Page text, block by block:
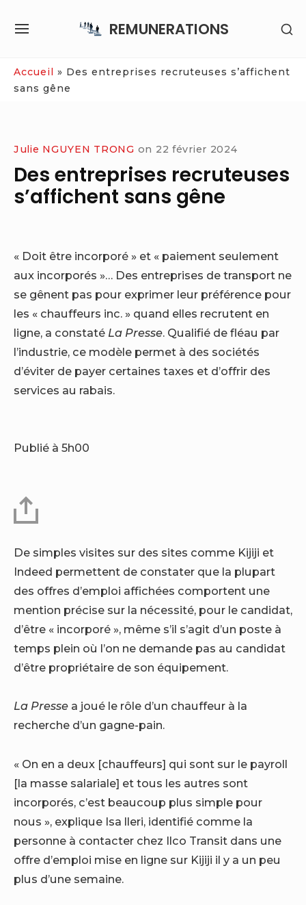
REMUNERATIONS
SITE
Accueil » Des entreprises recruteuses s’affichent
sans gêne
Julie NGUYEN TRONG on 22 février 2024
Des entreprises recruteuses
s’affichent sans gêne
« Doit être incorporé » et « paiement seulement
aux incorporés »… Des entreprises de transport ne
se gênent pas pour exprimer leur préférence pour
les « chauffeurs inc. » quand elles recrutent en
ligne, a constaté La Presse. Qualifié de fléau par
l’industrie, ce modèle permet à des sociétés
d’éviter de payer certaines taxes et d’offrir des
services au rabais.
Publié à 5h00
De simples visites sur des sites comme Kijiji et
Indeed permettent de constater que la plupart
des offres d’emploi affichées comportent une
mention précise sur la nécessité, pour le candidat,
d’être « incorporé », même s’il s’agit d’un poste à
temps plein où l’on ne demande pas au candidat
d’être propriétaire de son équipement.
La Presse a joué le rôle d’un chauffeur à la
recherche d’un gagne-pain.
« On en a deux [chauffeurs] qui sont sur le payroll
[la masse salariale] et tous les autres sont
incorporés, c’est beaucoup plus simple pour
nous », explique Isa lleri, identifié comme la
personne à contacter chez Ilco Transit dans une
offre d’emploi mise en ligne sur Kijiji il y a un peu
plus d’une semaine.